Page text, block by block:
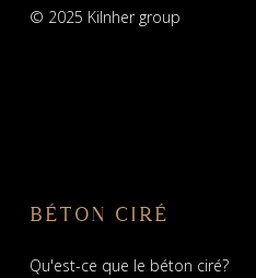
© 2025 Kilnher group
BÉTON CIRÉ
Qu'est-ce que le béton ciré?